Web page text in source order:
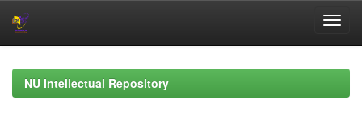
navigationNU Intellectual Repository